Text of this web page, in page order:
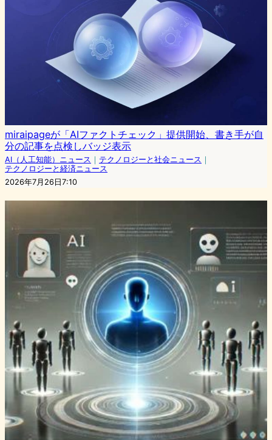
miraipageが「AIファクトチェック」提供開始、書き手が自
分の記事を点検しバッジ表示
AI（人工知能）ニュース ｜ テクノロジーと社会ニュース ｜
テクノロジーと経済ニュース
2026年7月26日7:10